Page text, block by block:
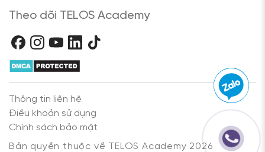
Theo dõi TELOS Academy
Thông tin liên hệ
Điều khoản sử dụng
Chính sách bảo mật
Bản quyền thuộc về TELOS Academy 2026